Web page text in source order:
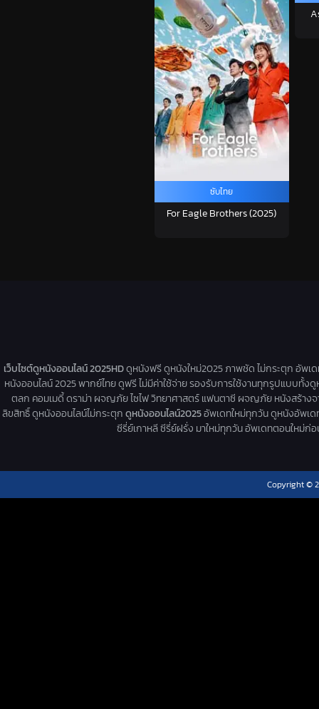
ซับไทย
For Eagle Brothers (2025)
เว็บไซต์ดูหนังออนไลน์ 2025HDดูหนังฟรี ดูหนังใหม่2025 ภาพชัด ไม่กระตุก อัพเ
หนังออนไลน์ 2025 พากย์ไทย ดูฟรี ไม่มีค่าใช้จ่าย รองรับการใช้งานทุกรูปแบบทั้
ตลก คอมเมดี้ ดราม่า ผจญภัย ไซไฟ วิทยาศาสตร์ แฟนตาซี ผจญภัย หนังสร้างจ
ลิขสิทธิ์ ดูหนังออนไลน์ไม่กระตุกดูหนังออนไลน์2025อัพเดทใหม่ทุกวัน ดูหนังอัพเด
ซีรี่ย์เกาหลี ซีรี่ย์ฝรั่ง มาใหม่ทุกวัน อัพเดทตอนใหม่ก่
Copyright ©